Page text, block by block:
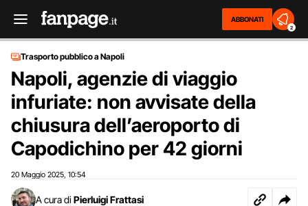
ABBONATI
2
Trasporto pubblico a Napoli
Napoli, agenzie di viaggio
infuriate: non avvisate della
chiusura dell’aeroporto di
Capodichino per 42 giorni
20 Maggio 2025 10:54
A cura di Pierluigi Frattasi